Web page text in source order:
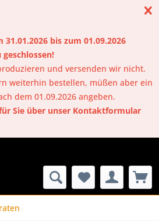
bis zum 01.09.2026
und versenden wir nicht.
weiterhin bestellen, müßen aber ein
dem 01.09.2026 angeben.
Sie über unser Kontaktformular